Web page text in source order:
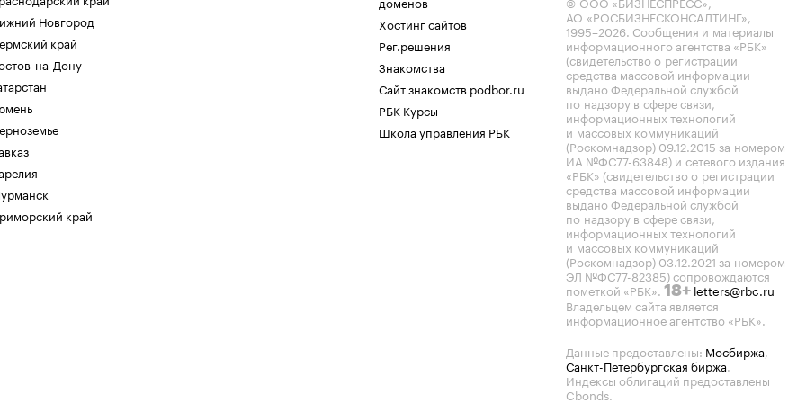
Новгород
край
на-Дону
край
Хостинг сайтов
Рег.решения
Знакомства
Сайт знакомств podbor.ru
РБК Курсы
Школа управления РБК
АО «РОСБИЗНЕСКОНСАЛТИНГ»,
1995–2026. Сообщения и материалы
информационного агентства «РБК»
(свидетельство о регистрации
средства массовой информации
выдано Федеральной службой
по надзору в сфере связи,
информационных технологий
и массовых коммуникаций
(Роскомнадзор) 09.12.2015 за номером
ИА №ФС77-63848) и сетевого издания
«РБК» (свидетельство о регистрации
средства массовой информации
выдано Федеральной службой
по надзору в сфере связи,
информационных технологий
и массовых коммуникаций
(Роскомнадзор) 03.12.2021 за номером
ЭЛ №ФС77-82385) сопровождаются
пометкой «РБК». 18+ letters@rbc.ru
Владельцем сайта является
информационное агентство «РБК».
Данные предоставлены: Мосбиржа,
Санкт-Петербургская биржа.
Индексы облигаций предоставлены
Cbonds.